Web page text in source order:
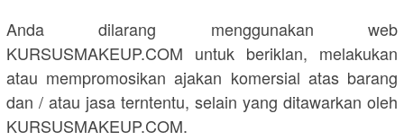
Anda dilarang menggunakan web
KURSUSMAKEUP.COM untuk beriklan, melakukan
atau mempromosikan ajakan komersial atas barang
dan / atau jasa terntentu, selain yang ditawarkan oleh
KURSUSMAKEUP.COM.